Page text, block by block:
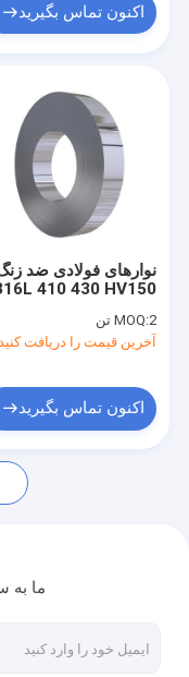
محصولات
فیلم های
درباره ما
با ما تماس بگیرید
ورق های فولادی ضد
کویل فولادی ضد زنگ
لوله فولادی ضد زنگ
میله گرد فولادی ضد
اکنون تماس بگیرید
نوارهای فولادی ضد
ASTM Standard
MOQ:2 تن
آخرین قیمت را دریافت کنید
اکنون تماس بگیرید
ما به